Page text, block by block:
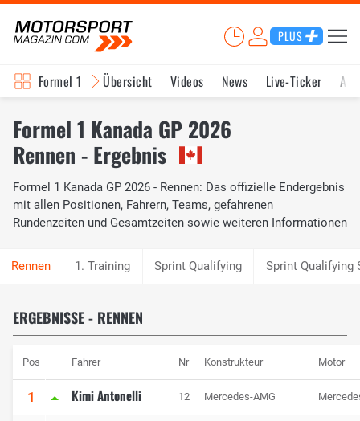
PLUS
Formel 1 Übersicht Videos News Live-Ticker
Formel 1 Kanada GP 2026
Rennen - Ergebnis
Formel 1 Kanada GP 2026 - Rennen: Das offizielle Endergebnis
mit allen Positionen, Fahrern, Teams, gefahrenen
Rundenzeiten und Gesamtzeiten sowie weiteren Informationen
1. Training Sprint Qualifying Sprint Qualifying
ERGEBNISSE - RENNEN
Pos Fahrer Nr Konstrukteur Motor
1 Kimi Antonelli 12 Mercedes-AMG